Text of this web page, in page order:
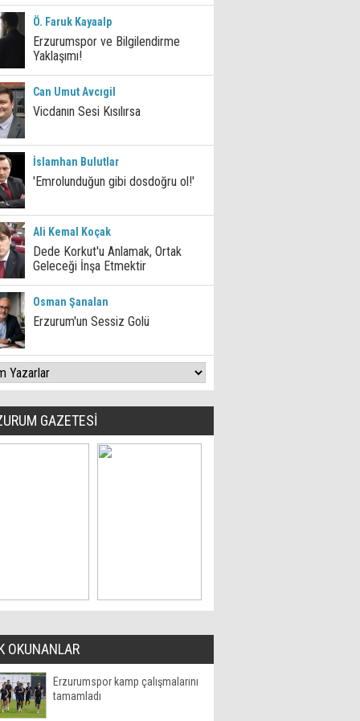
Ö. Faruk Kayaalp
Erzurumspor ve Bilgilendirme
Yaklaşımı!
Can Umut Avcıgil
Vicdanın Sesi Kısılırsa
İslamhan Bulutlar
'Emrolunduğun gibi dosdoğru ol!'
Ali Kemal Koçak
Dede Korkut'u Anlamak, Ortak
Geleceği İnşa Etmektir
Osman Şanalan
Erzurum'un Sessiz Golü
GAZETESİ
OKUNANLAR
Erzurumspor kamp çalışmalarını
tamamladı